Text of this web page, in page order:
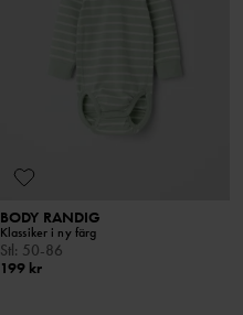
BODY RANDIG
Klassiker i ny färg
Stl: 50-86
199 kr